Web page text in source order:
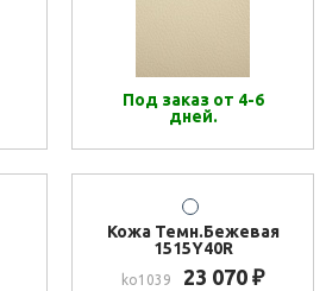
Под заказ от 4-6
дней.
Кожа Темн.Бежевая
1515Y40R
ko1039 23 070 ₽